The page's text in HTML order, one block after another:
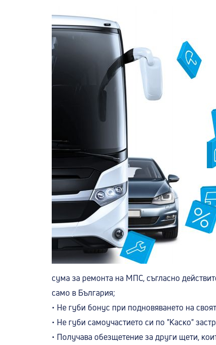
сума за ремонта на МПС, съгласно
само в България;
• Не губи бонус при подновяването на
• Не губи самоучастието си по "Каско"
• Получава обезщетение за други щети,